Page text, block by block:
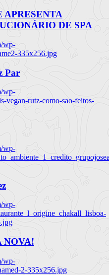
APRESENTA
DE SPA
wp-
335x256.jpg
Par
wp-
vegan-rutz-como-sao-feitos-
wp-
wp-
NOVA!
wp-
2-335x256.jpg